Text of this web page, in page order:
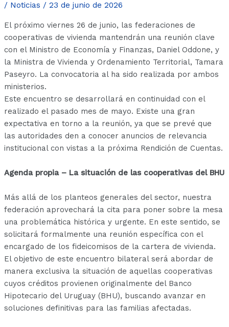
/ Noticias /23 de junio de 2026
El próximo viernes 26 de junio, las federaciones de
cooperativas de vivienda mantendrán una reunión clave
con el Ministro de Economía y Finanzas, Daniel Oddone, y
la Ministra de Vivienda y Ordenamiento Territorial, Tamara
Paseyro. La convocatoria al ha sido realizada por ambos
ministerios.
Este encuentro se desarrollará en continuidad con el
realizado el pasado mes de mayo. Existe una gran
expectativa en torno a la reunión, ya que se prevé que
las autoridades den a conocer anuncios de relevancia
institucional con vistas a la próxima Rendición de Cuentas.
Agenda propia – La situación de las cooperativas del BHU
Más allá de los planteos generales del sector, nuestra
federación aprovechará la cita para poner sobre la mesa
una problemática histórica y urgente. En este sentido, se
solicitará formalmente una reunión específica con el
encargado de los fideicomisos de la cartera de vivienda.
El objetivo de este encuentro bilateral será abordar de
manera exclusiva la situación de aquellas cooperativas
cuyos créditos provienen originalmente del Banco
Hipotecario del Uruguay (BHU), buscando avanzar en
soluciones definitivas para las familias afectadas.